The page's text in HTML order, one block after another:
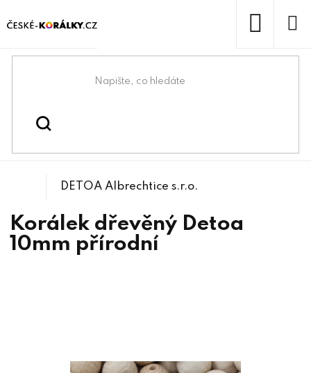
na
Domů
Korálky
Korálek dřevěný Detoa
10mm přírodní
DETOA Albrechtice s.r.o.